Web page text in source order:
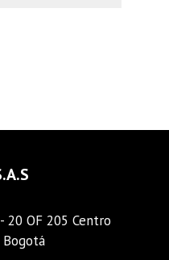
20 OF 205 Centro
Bogotá